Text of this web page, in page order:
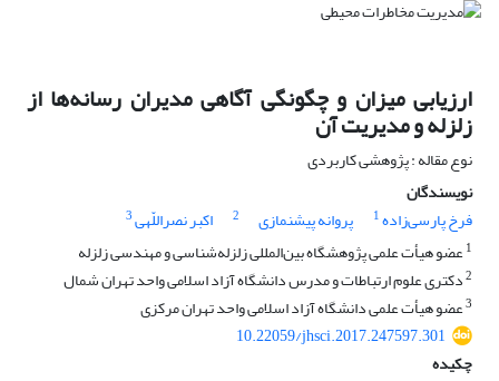
ارزیابی میزان و چگونگی آگاهی مدیران رسانه‌ها از
زلزله و مدیریت آن
نوع مقاله : پژوهشی کاربردی
نویسندگان
فرخ پارسی‌زاده1 پروانه پیشنمازی 2 اکبر نصراللّهی3
1عضو هیأت علمی پژوهشگاه بین‌المللی زلزله‌شناسی و مهندسی زلزله
2دکتری علوم ارتباطات و مدرس دانشگاه آزاد اسلامی واحد تهران شمال
3عضو هیأت علمی دانشگاه آزاد اسلامی واحد تهران مرکزی
10.22059/jhsci.2017.247597.301
چکیده